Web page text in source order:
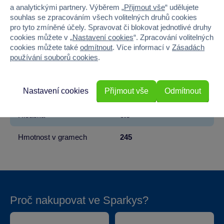
Pohlaví HOLKA, KLUK
Materiál Dřevo
Počet dílků 7
Výška 22.5
Hloubka 0.8
Hmotnost v gramech 245
Proč nakupovat ve Sparkys?
a analytickými partnery. Výběrem „Přijmout vše“ udělujete
souhlas se zpracováním všech volitelných druhů cookies
pro tyto zmíněné účely. Spravovat či blokovat jednotlivé druhy
cookies můžete v „Nastavení cookies“. Zpracování volitelných
cookies můžete také odmítnout. Více informací v Zásadách
používání souborů cookies.
Odmítnout
Nastavení cookies Přijmout vše